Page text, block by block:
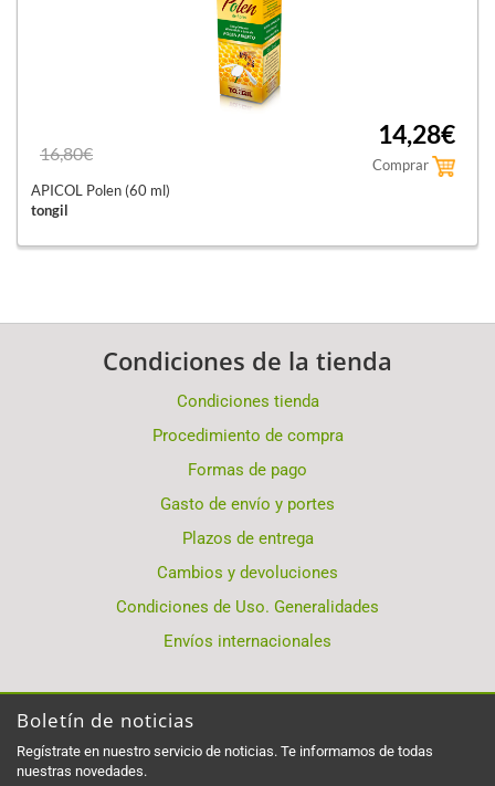
16,80€
14,28€
Comprar
APICOL Polen (60 ml)
tongil
Condiciones de la tienda
Condiciones tienda
Procedimiento de compra
Formas de pago
Gasto de envío y portes
Plazos de entrega
Cambios y devoluciones
Condiciones de Uso. Generalidades
Envíos internacionales
Boletín de noticias
Regístrate en nuestro servicio de noticias. Te informamos de todas
nuestras novedades.